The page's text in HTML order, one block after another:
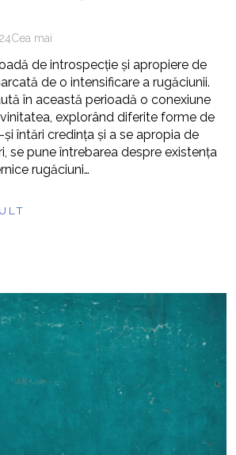
Cea mai
de introspecție și apropiere de
de o intensificare a rugăciunii.
în această perioadă o conexiune
explorând diferite forme de
întări credința și a se apropia de
se pune întrebarea despre existența
rugăciuni…